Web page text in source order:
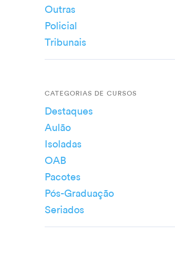
Outras
Policial
Tribunais
CATEGORIAS DE CURSOS
Destaques
Aulão
Isoladas
OAB
Pacotes
Pós-Graduação
Seriados